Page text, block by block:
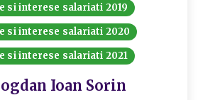
si interese salariati 2019
si interese salariati 2020
si interese salariati 2021
Ioan Sorin